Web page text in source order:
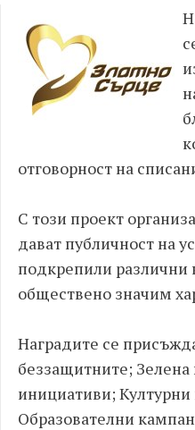
отговорност на
С този проект
дават публичност на
подкрепили различни
обществено значим
Наградите се
беззащитните;
инициативи; Културни
Образователни